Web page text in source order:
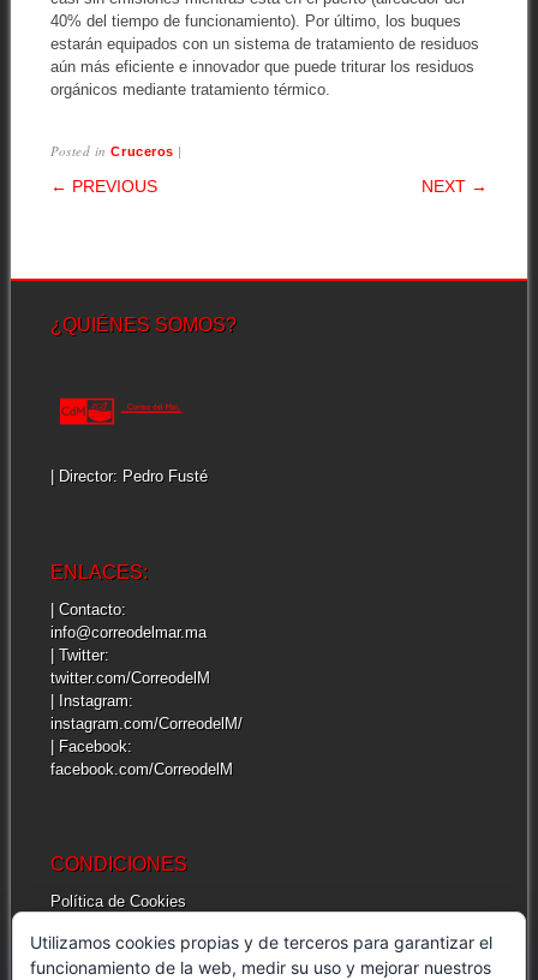
40% del tiempo de funcionamiento). Por último, los buques
estarán equipados con un sistema de tratamiento de residuos
aún más eficiente e innovador que puede triturar los residuos
orgánicos mediante tratamiento térmico.
Posted inCruceros |
POST NAVIGATION
← PREVIOUS NEXT →
¿QUIÉNES SOMOS?
| Director: Pedro Fusté
ENLACES:
| Contacto:
info@correodelmar.ma
| Twitter:
twitter.com/CorreodelM
| Instagram:
instagram.com/CorreodelM/
| Facebook:
facebook.com/CorreodelM
CONDICIONES
Política de Cookies
Cuestiones legales de interés
Utilizamos cookies propias y de terceros para garantizar el
funcionamiento de la web, medir su uso y mejorar nuestros